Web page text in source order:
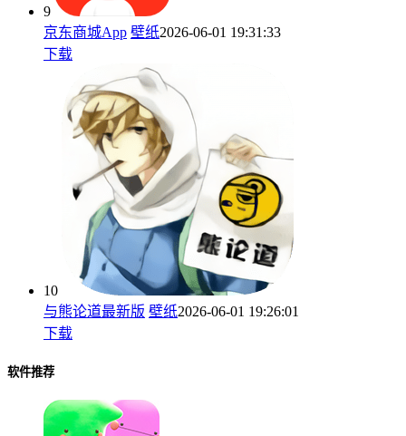
9
京东商城App 壁纸2026-06-01 19:31:33
下载
10
与熊论道最新版 壁纸2026-06-01 19:26:01
下载
软件推荐